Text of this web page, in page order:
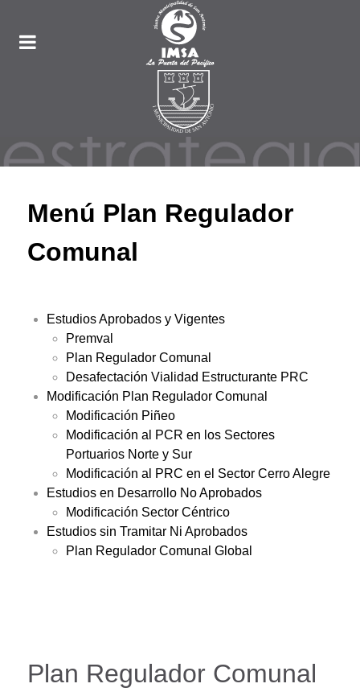
Menú Plan Regulador
Comunal
Estudios Aprobados y Vigentes
Premval
Plan Regulador Comunal
Desafectación Vialidad Estructurante PRC
Modificación Plan Regulador Comunal
Modificación Piñeo
Modificación al PCR en los Sectores
Portuarios Norte y Sur
Modificación al PRC en el Sector Cerro Alegre
Estudios en Desarrollo No Aprobados
Modificación Sector Céntrico
Estudios sin Tramitar Ni Aprobados
Plan Regulador Comunal Global
Plan Regulador Comunal